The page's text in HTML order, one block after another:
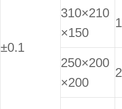
±0.1
310×210
×150
250×200
×200